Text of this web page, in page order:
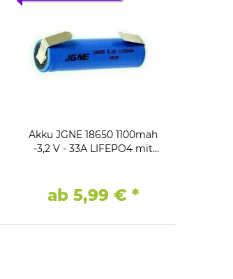
Akku JGNE 18650 1100mah
-3,2 V - 33A LIFEPO4 mit
ab 5,99 €*